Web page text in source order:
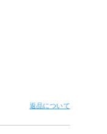
返品について